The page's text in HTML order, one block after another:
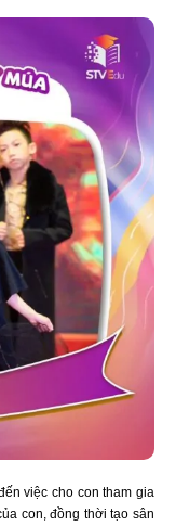
việc cho con tham gia
con, đồng thời tạo sân